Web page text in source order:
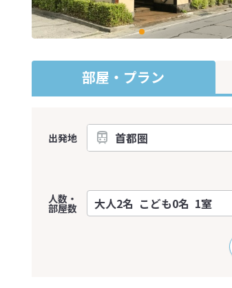
部屋・プラン
出発地
人数・
部屋数